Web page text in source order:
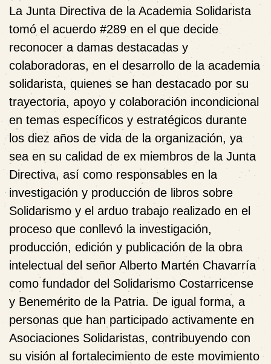
La Junta Directiva de la Academia Solidarista
tomó el acuerdo #289 en el que decide
reconocer a damas destacadas y
colaboradoras, en el desarrollo de la academia
solidarista, quienes se han destacado por su
trayectoria, apoyo y colaboración incondicional
en temas específicos y estratégicos durante
los diez años de vida de la organización, ya
sea en su calidad de ex miembros de la Junta
Directiva, así como responsables en la
investigación y producción de libros sobre
Solidarismo y el arduo trabajo realizado en el
proceso que conllevó la investigación,
producción, edición y publicación de la obra
intelectual del señor Alberto Martén Chavarría
como fundador del Solidarismo Costarricense
y Benemérito de la Patria. De igual forma, a
personas que han participado activamente en
Asociaciones Solidaristas, contribuyendo con
su visión al fortalecimiento de este movimiento